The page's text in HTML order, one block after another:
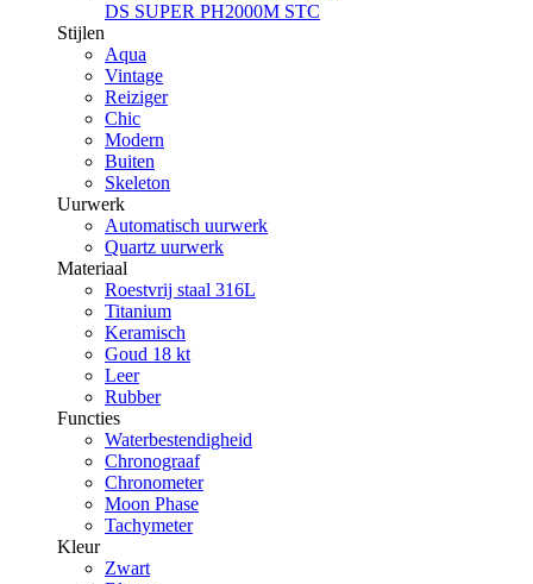
DS SUPER PH2000M STC
Stijlen
Aqua
Vintage
Reiziger
Chic
Modern
Buiten
Skeleton
Uurwerk
Automatisch uurwerk
Quartz uurwerk
Materiaal
Roestvrij staal 316L
Titanium
Keramisch
Goud 18 kt
Leer
Rubber
Functies
Waterbestendigheid
Chronograaf
Chronometer
Moon Phase
Tachymeter
Kleur
Zwart